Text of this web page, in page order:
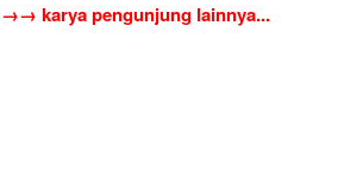
→→ karya pengunjung lainnya...